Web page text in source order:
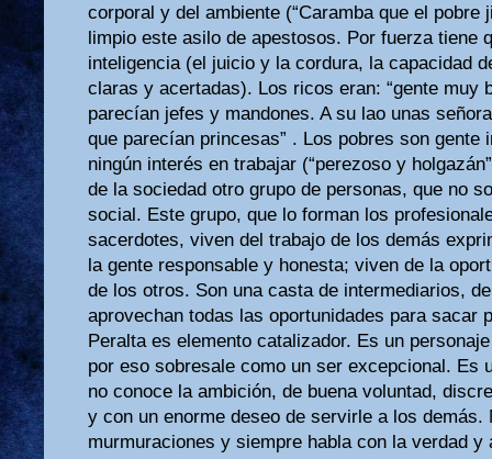
corporal y del ambiente (“Caramba que el pobre
limpio este asilo de apestosos. Por fuerza tiene
inteligencia (el juicio y la cordura, la capacidad
claras y acertadas). Los ricos eran: “gente muy
parecían jefes y mandones. A su lao unas
que parecían princesas” . Los pobres son gente
ningún interés en trabajar (“perezoso y
de la sociedad otro grupo de personas, que no
social. Este grupo, que lo forman los
sacerdotes, viven del trabajo de los demás
la gente responsable y honesta; viven de la
de los otros. Son una casta de intermediarios,
aprovechan todas las oportunidades para sacar
Peralta es elemento catalizador. Es un
por eso sobresale como un ser excepcional. Es
no conoce la ambición, de buena voluntad,
y con un enorme deseo de servirle a los
murmuraciones y siempre habla con la verdad y